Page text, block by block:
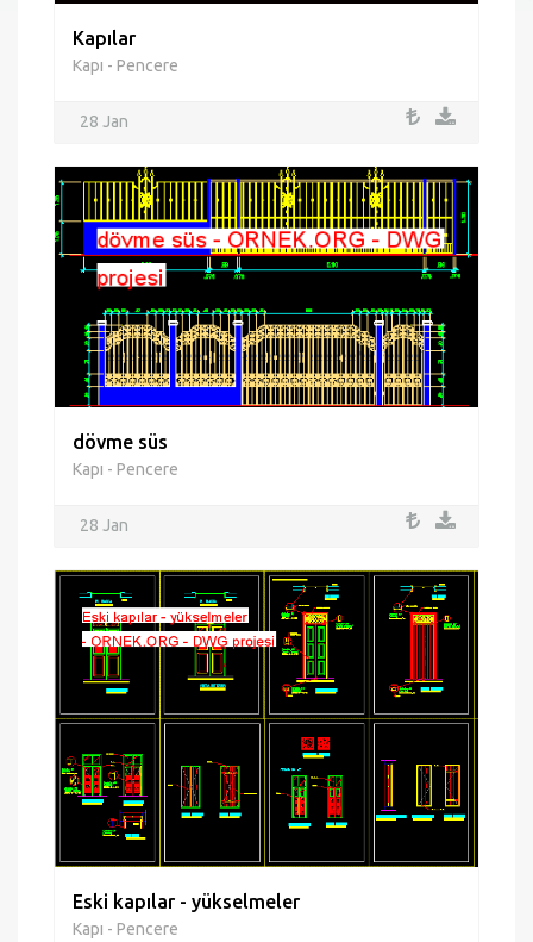
Kapılar
Kapı - Pencere
28 Jan
dövme süs
Kapı - Pencere
28 Jan
Eski kapılar - yükselmeler
Kapı - Pencere